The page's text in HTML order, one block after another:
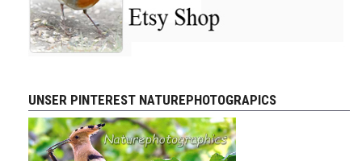
UNSER PINTEREST NATUREPHOTOGRAPICS